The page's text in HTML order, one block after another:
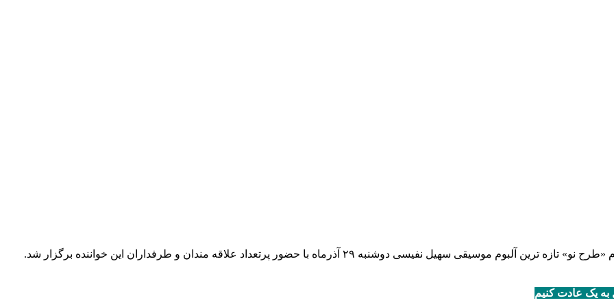
سهیل نفیسی دوشنبه ۲۹ آذرماه با حضور پرتعداد علاقه مندان و طرفداران این خواننده برگزار شد.
به یک عادت کنیم